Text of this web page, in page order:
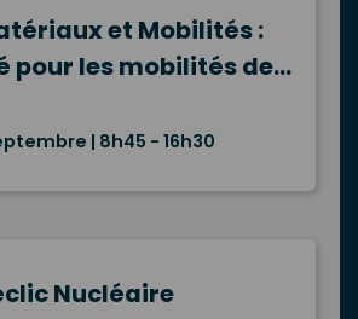
et Mobilités :
pour les mobilités de
| 8h45 - 16h30
Nucléaire